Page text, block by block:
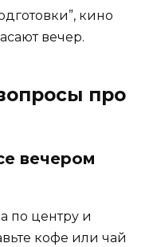
кино
вечер.
про
вечером
по центру и
кофе или чай